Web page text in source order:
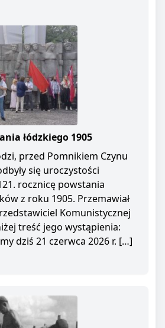
łódzkiego 1905
przed Pomnikiem Czynu
się uroczystości
rocznicę powstania
z roku 1905. Przemawiał
Komunistycznej
treść jego wystąpienia:
dziś 21 czerwca 2026 r. […]